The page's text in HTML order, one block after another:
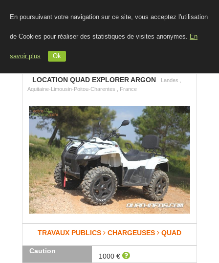
En poursuivant votre navigation sur ce site, vous acceptez l'utilisation
de Cookies pour réaliser des statistiques de visites anonymes. En
savoir plus Ok
LOCATION QUAD EXPLORER ARGON
Landes ,
Aquitaine-Limousin-Poitou-Charentes , France
TRAVAUX PUBLICS CHARGEUSES QUAD
Caution
1000 €